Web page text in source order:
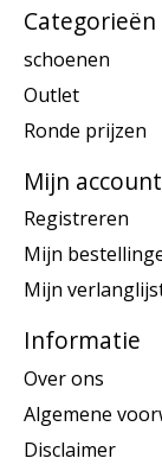
Categorieën
schoenen
Outlet
Ronde prijzen
Mijn account
Registreren
Mijn
Mijn
Informatie
Over ons
Algemene
Disclaimer